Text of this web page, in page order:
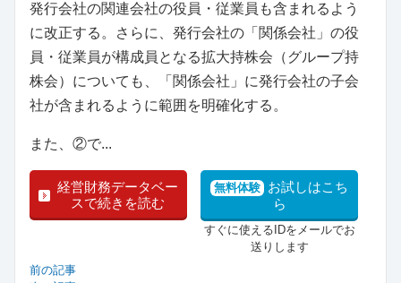
発行会社の関連会社の役員・従業員も含まれるよう
に改正する。さらに、発行会社の「関係会社」の役
員・従業員が構成員となる拡大持株会（グループ持
株会）についても、「関係会社」に発行会社の子会
社が含まれるように範囲を明確化する。
また、②で...
経営財務データベー
スで続きを読む
無料体験 お試しはこち
ら
すぐに使えるIDをメールでお
送りします
前の記事